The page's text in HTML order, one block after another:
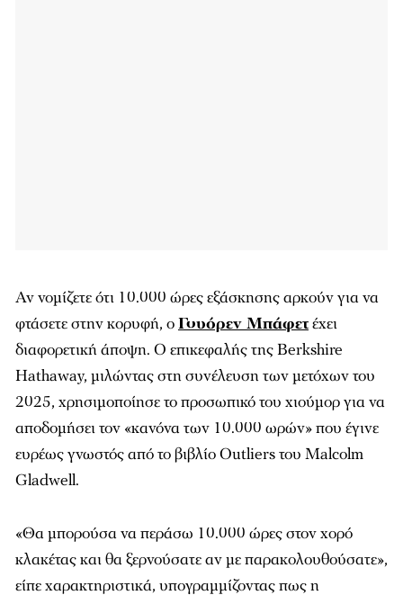
Αν νομίζετε ότι 10.000 ώρες εξάσκησης αρκούν για να
φτάσετε στην κορυφή, οΓουόρεν Μπάφετέχει
διαφορετική άποψη. Ο επικεφαλής της Berkshire
Hathaway, μιλώντας στη συνέλευση των μετόχων του
2025, χρησιμοποίησε το προσωπικό του χιούμορ για να
αποδομήσει τον «κανόνα των 10.000 ωρών» που έγινε
ευρέως γνωστός από το βιβλίο Outliers του Malcolm
Gladwell.
«Θα μπορούσα να περάσω 10.000 ώρες στον χορό
κλακέτας και θα ξερνούσατε αν με παρακολουθούσατε»,
είπε χαρακτηριστικά, υπογραμμίζοντας πως η